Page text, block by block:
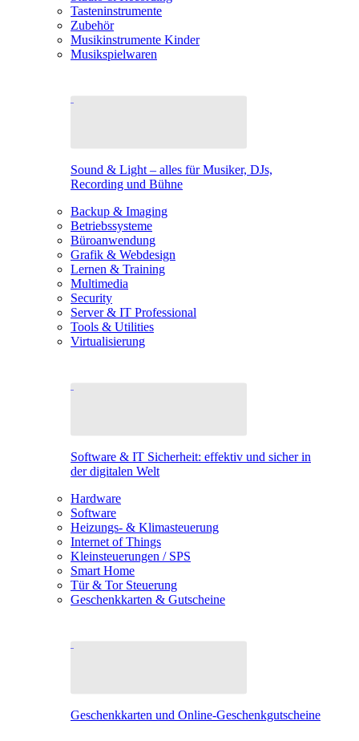
Tasteninstrumente
Zubehör
Musikinstrumente Kinder
Musikspielwaren
Sound & Light – alles für Musiker, DJs,
Recording und Bühne
Backup & Imaging
Betriebssysteme
Büroanwendung
Grafik & Webdesign
Lernen & Training
Multimedia
Security
Server & IT Professional
Tools & Utilities
Virtualisierung
Software & IT Sicherheit: effektiv und sicher in
der digitalen Welt
Hardware
Software
Heizungs- & Klimasteuerung
Internet of Things
Kleinsteuerungen / SPS
Smart Home
Tür & Tor Steuerung
Geschenkkarten & Gutscheine
Geschenkkarten und Online-Geschenkgutscheine